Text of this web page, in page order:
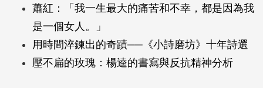
蕭紅：「我一生最大的痛苦和不幸，都是因為我
是一個女人。」
用時間淬鍊出的奇蹟──《小詩磨坊》十年詩選
壓不扁的玫瑰：楊逵的書寫與反抗精神分析